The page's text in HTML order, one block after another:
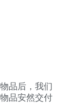
品后，我们
品安然交付